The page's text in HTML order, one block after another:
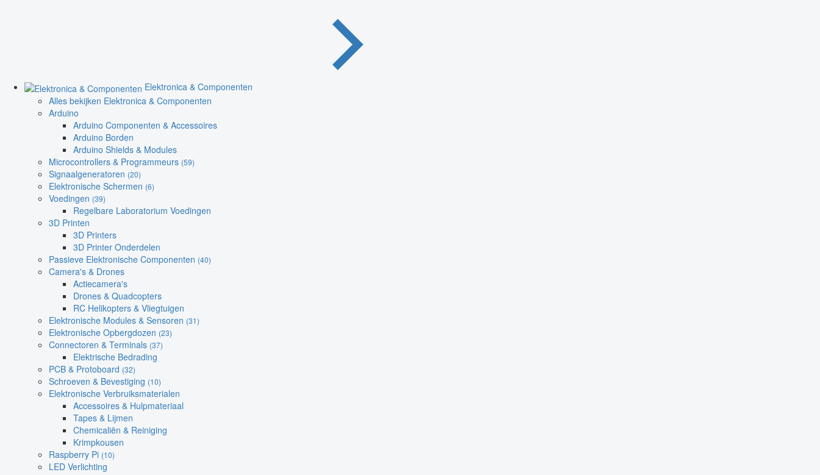
Elektronica & Componenten
Alles bekijken Elektronica & Componenten
Arduino
Arduino Componenten & Accessoires
Arduino Borden
Arduino Shields & Modules
Microcontrollers & Programmeurs (59)
Signaalgeneratoren (20)
Elektronische Schermen (6)
Voedingen (39)
Regelbare Laboratorium Voedingen
3D Printen
3D Printers
3D Printer Onderdelen
Passieve Elektronische Componenten (40)
Camera's & Drones
Actiecamera's
Drones & Quadcopters
RC Helikopters & Vliegtuigen
Elektronische Modules & Sensoren (31)
Elektronische Opbergdozen (23)
Connectoren & Terminals (37)
Elektrische Bedrading
PCB & Protoboard (32)
Schroeven & Bevestiging (10)
Elektronische Verbruiksmaterialen
Accessoires & Hulpmateriaal
Tapes & Lijmen
Chemicaliën & Reiniging
Krimpkousen
Raspberry Pi (10)
LED Verlichting